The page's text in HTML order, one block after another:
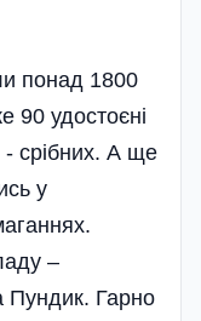
понад 1800
90 удостоєні
срібних. А ще
у
–
Пундик. Гарно